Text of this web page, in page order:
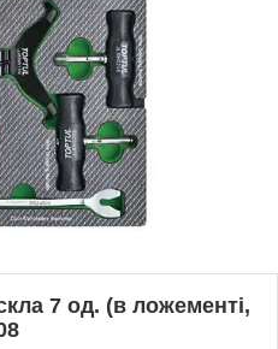
7 од. (в ложементі,